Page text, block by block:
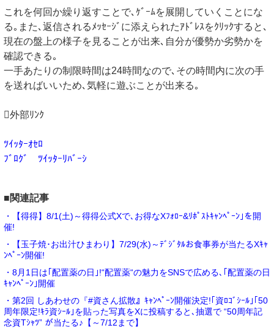
これを何回か繰り返すことで､ｹﾞｰﾑを展開していくことにな
る｡また､返信されるﾒｯｾｰｼﾞに添えられたｱﾄﾞﾚｽをｸﾘｯｸすると､
現在の盤上の様子を見ることが出来､自分が優勢か劣勢かを
確認できる｡
一手あたりの制限時間は24時間なので､その時間内に次の手
を送ればいいため､気軽に遊ぶことが出来る｡
外部ﾘﾝｸ
ﾂｲｯﾀｰｵｾﾛ
ﾌﾞﾛｸﾞ ﾂｲｯﾀｰﾘﾊﾞｰｼ
■関連記事
・【得得】8/1(土)～得得公式Xで､お得なXﾌｫﾛｰ&ﾘﾎﾟｽﾄｷｬﾝﾍﾟｰﾝ｣を開
催!
・【玉子焼･お出汁ひまわり】7/29(水)～ﾃﾞｼﾞﾀﾙお食事券が当たるXｷｬ
ﾝﾍﾟｰﾝ開催!
・8月1日は｢配置薬の日｣!“配置薬“の魅力をSNSで広める､｢配置薬の日
ｷｬﾝﾍﾟｰﾝ｣開催
・第2回 しあわせの『#資さん拡散』ｷｬﾝﾍﾟｰﾝ開催決定!｢資ﾛｺﾞｼｰﾙ｣｢50
周年限定!ｷﾗ資ｼｰﾙ｣を貼った写真をXに投稿すると､抽選で “50周年記
念資Tｼｬﾂ” が当たる♪【～7/12まで】